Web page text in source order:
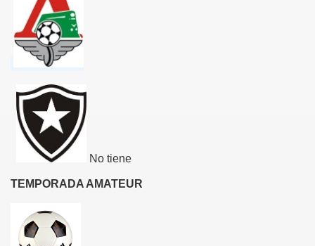
No tiene
TEMPORADA AMATEUR